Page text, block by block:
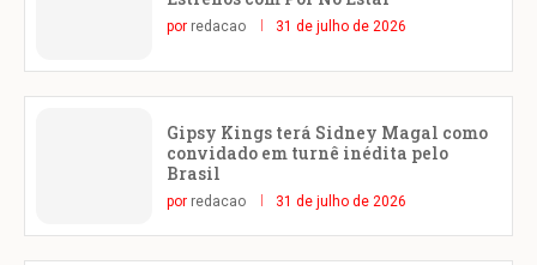
por redacao 31 de julho de 2026
Gipsy Kings terá Sidney Magal como
convidado em turnê inédita pelo
Brasil
por redacao 31 de julho de 2026